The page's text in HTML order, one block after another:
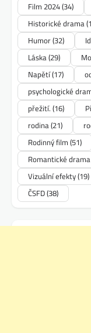
Film 2024(34)
Historické drama
Humor(32)
Láska(29)
Napětí(17)
psychologické
přežití. (16)
rodina(21)
Rodinný film (51)
Romantické drama
Vizuální efekty(19)
ČSFD(38)